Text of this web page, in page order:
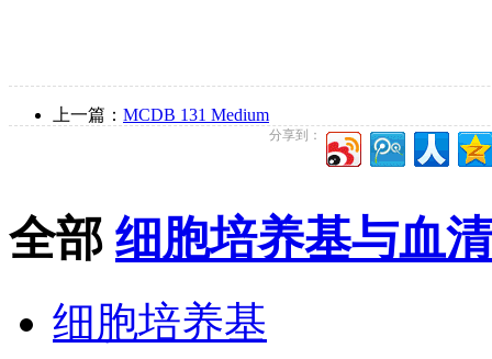
上一篇： MCDB 131 Medium
分享到：
全部 细胞培养基与血清
细胞培养基